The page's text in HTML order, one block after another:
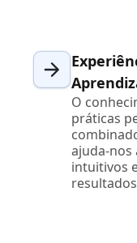
O
práticas
ajuda-nos
intuitivos